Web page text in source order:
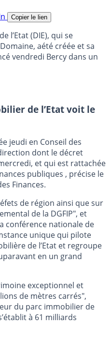
Copier le lien
l’Etat (DIE), qui se
aété créée et sa
vendredi Bercy dans un
de l’Etat voit le
jeudi en Conseil des
dont le décret
et qui est rattachée
publiques , précise le
Finances.
de région ainsi que sur
de la DGFIP", et
conférence nationale de
unique qui pilote
de l’Etat et regroupe
en un grand
exceptionnel et
de mètres carrés",
du parc immobilier de
à 61 milliards